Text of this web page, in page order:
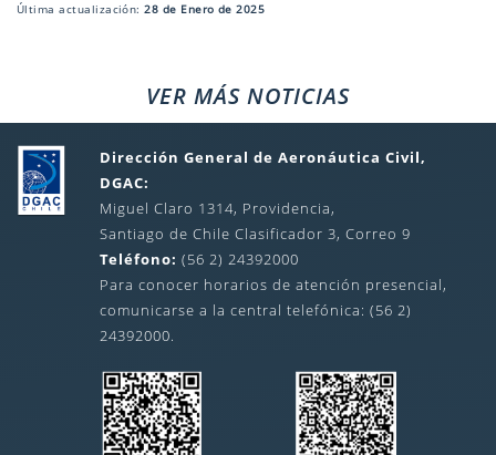
Última actualización:28 de Enero de 2025
VER MÁS NOTICIAS
Dirección General de Aeronáutica Civil,
DGAC:
Miguel Claro 1314, Providencia,
Santiago de Chile Clasificador 3, Correo 9
Teléfono: (56 2) 24392000
Para conocer horarios de atención presencial,
comunicarse a la central telefónica: (56 2)
24392000.